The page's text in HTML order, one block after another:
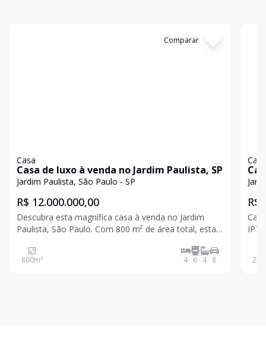
Comparar
Casa
Casa de luxo à venda no Jardim Paulista, SP
Jardim Paulista, São Paulo - SP
R$ 12.000.000,00
Descubra esta magnífica casa à venda no Jardim
Paulista, São Paulo. Com 800 m² de área total, esta
e 6 banheiros sociais. Ideal para quem busca
conforto e espaço, possui 8 vagas de garagem.
800m² 4 6 4 8
Casa
R$
258